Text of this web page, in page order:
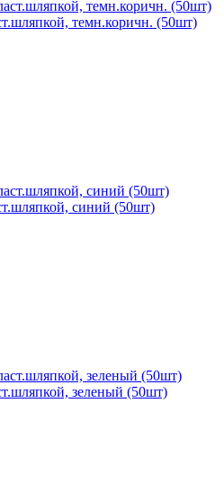
темн.коричн. (50шт)
синий (50шт)
зеленый (50шт)